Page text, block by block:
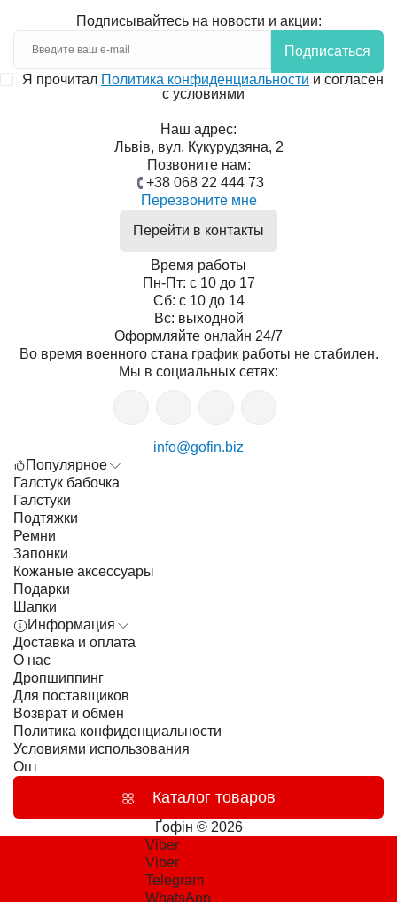
Подписывайтесь на новости и акции:
Подписаться
Я прочитал Политика конфиденциальности и согласен
с условиями
Наш адрес:
Львів, вул. Кукурудзяна, 2
Позвоните нам:
+38 068 22 444 73
Перезвоните мне
Перейти в контакты
Время работы
Пн-Пт: с 10 до 17
Сб: с 10 до 14
Вс: выходной
Оформляйте онлайн 24/7
Во время военного стана график работы не стабилен.
Мы в социальных сетях:
info@gofin.biz
Популярное
Галстук бабочка
Галстуки
Подтяжки
Ремни
Запонки
Кожаные аксессуары
Подарки
Шапки
Информация
Доставка и оплата
О нас
Дропшиппинг
Для поставщиков
Возврат и обмен
Политика конфиденциальности
Условиями использования
Опт
Каталог товаров
Ґофін © 2026
Viber
Viber
Telegram
WhatsApp